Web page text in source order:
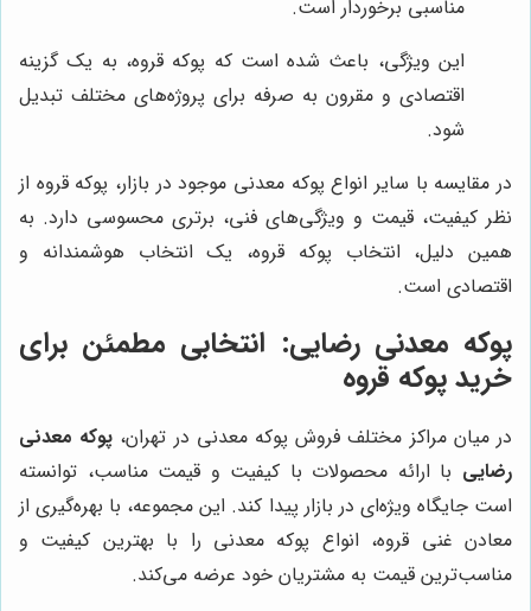
مناسبی برخوردار است.
این ویژگی، باعث شده است که پوکه قروه، به یک گزینه
اقتصادی و مقرون به صرفه برای پروژه‌های مختلف تبدیل
شود.
در مقایسه با سایر انواع پوکه معدنی موجود در بازار، پوکه قروه از
نظر کیفیت، قیمت و ویژگی‌های فنی، برتری محسوسی دارد. به
همین دلیل، انتخاب پوکه قروه، یک انتخاب هوشمندانه و
اقتصادی است.
پوکه معدنی رضایی: انتخابی مطمئن برای
خرید پوکه قروه
در میان مراکز مختلف فروش پوکه معدنی در تهران، پوکه معدنی
رضایی با ارائه محصولات با کیفیت و قیمت مناسب، توانسته
است جایگاه ویژه‌ای در بازار پیدا کند. این مجموعه، با بهره‌گیری از
معادن غنی قروه، انواع پوکه معدنی را با بهترین کیفیت و
مناسب‌ترین قیمت به مشتریان خود عرضه می‌کند.